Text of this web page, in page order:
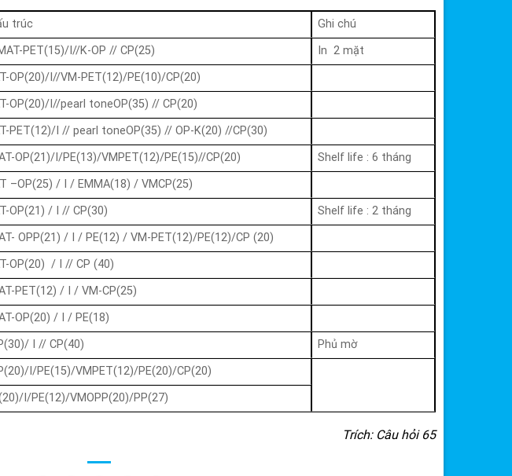
trúc Ghi chú
PET(15)/I//K-OP // CP(25)
In 2 mặt
OP(20)/I//VM-PET(12)/PE(10)/CP(20)
OP(20)/I//pearl toneOP(35) // CP(20)
PET(12)/I // pearl toneOP(35) // OP-K(20) //CP(30)
OP(21)/I/PE(13)/VMPET(12)/PE(15)//CP(20)
Shelf life : 6 tháng
–OP(25) / I / EMMA(18) / VMCP(25)
OP(21) / I // CP(30)
Shelf life : 2 tháng
OPP(21) / I / PE(12) / VM-PET(12)/PE(12)/CP (20)
OP(20) / I // CP (40)
PET(12) / I / VM-CP(25)
OP(20) / I / PE(18)
I // CP(40) Phủ mờ
I/PE(15)/VMPET(12)/PE(20)/CP(20)
I/PE(12)/VMOPP(20)/PP(27)
Trích: Câu hỏi 65